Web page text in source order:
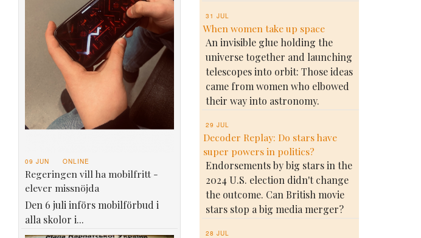
09 JUN ONLINE
Regeringen vill ha mobilfritt -
elever missnöjda
Den 6 juli införs mobilförbud i
alla skolor i...
31 JUL
When women take up space
An invisible glue holding the
universe together and launching
telescopes into orbit: Those ideas
came from women who elbowed
their way into astronomy.
29 JUL
Decoder Replay: Do stars have
super powers in politics?
Endorsements by big stars in the
2024 U.S. election didn't change
the outcome. Can British movie
stars stop a big media merger?
28 JUL